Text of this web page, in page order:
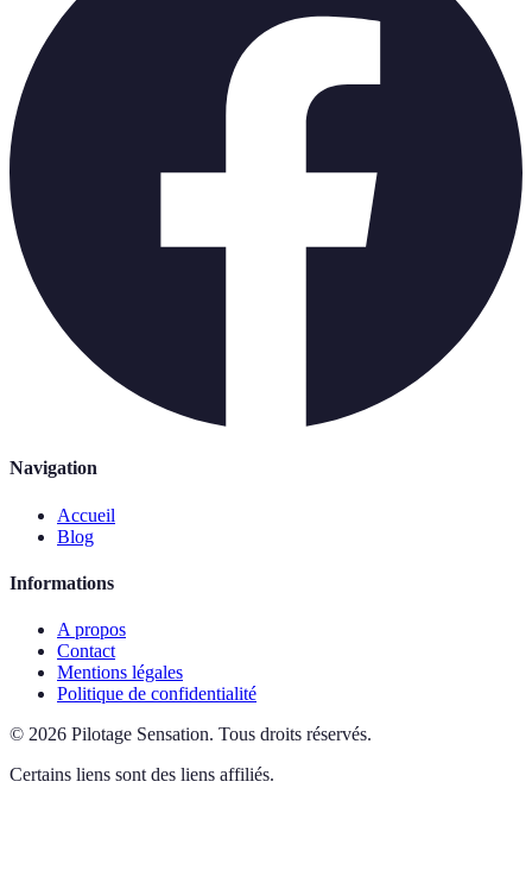
Navigation
Accueil
Blog
Informations
A propos
Contact
Mentions légales
Politique de confidentialité
© 2026 Pilotage Sensation. Tous droits réservés.
Certains liens sont des liens affiliés.